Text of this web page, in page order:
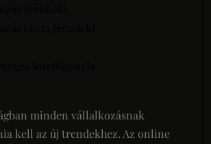
minden vállalkozásnak
kell az új trendekhez. Az online